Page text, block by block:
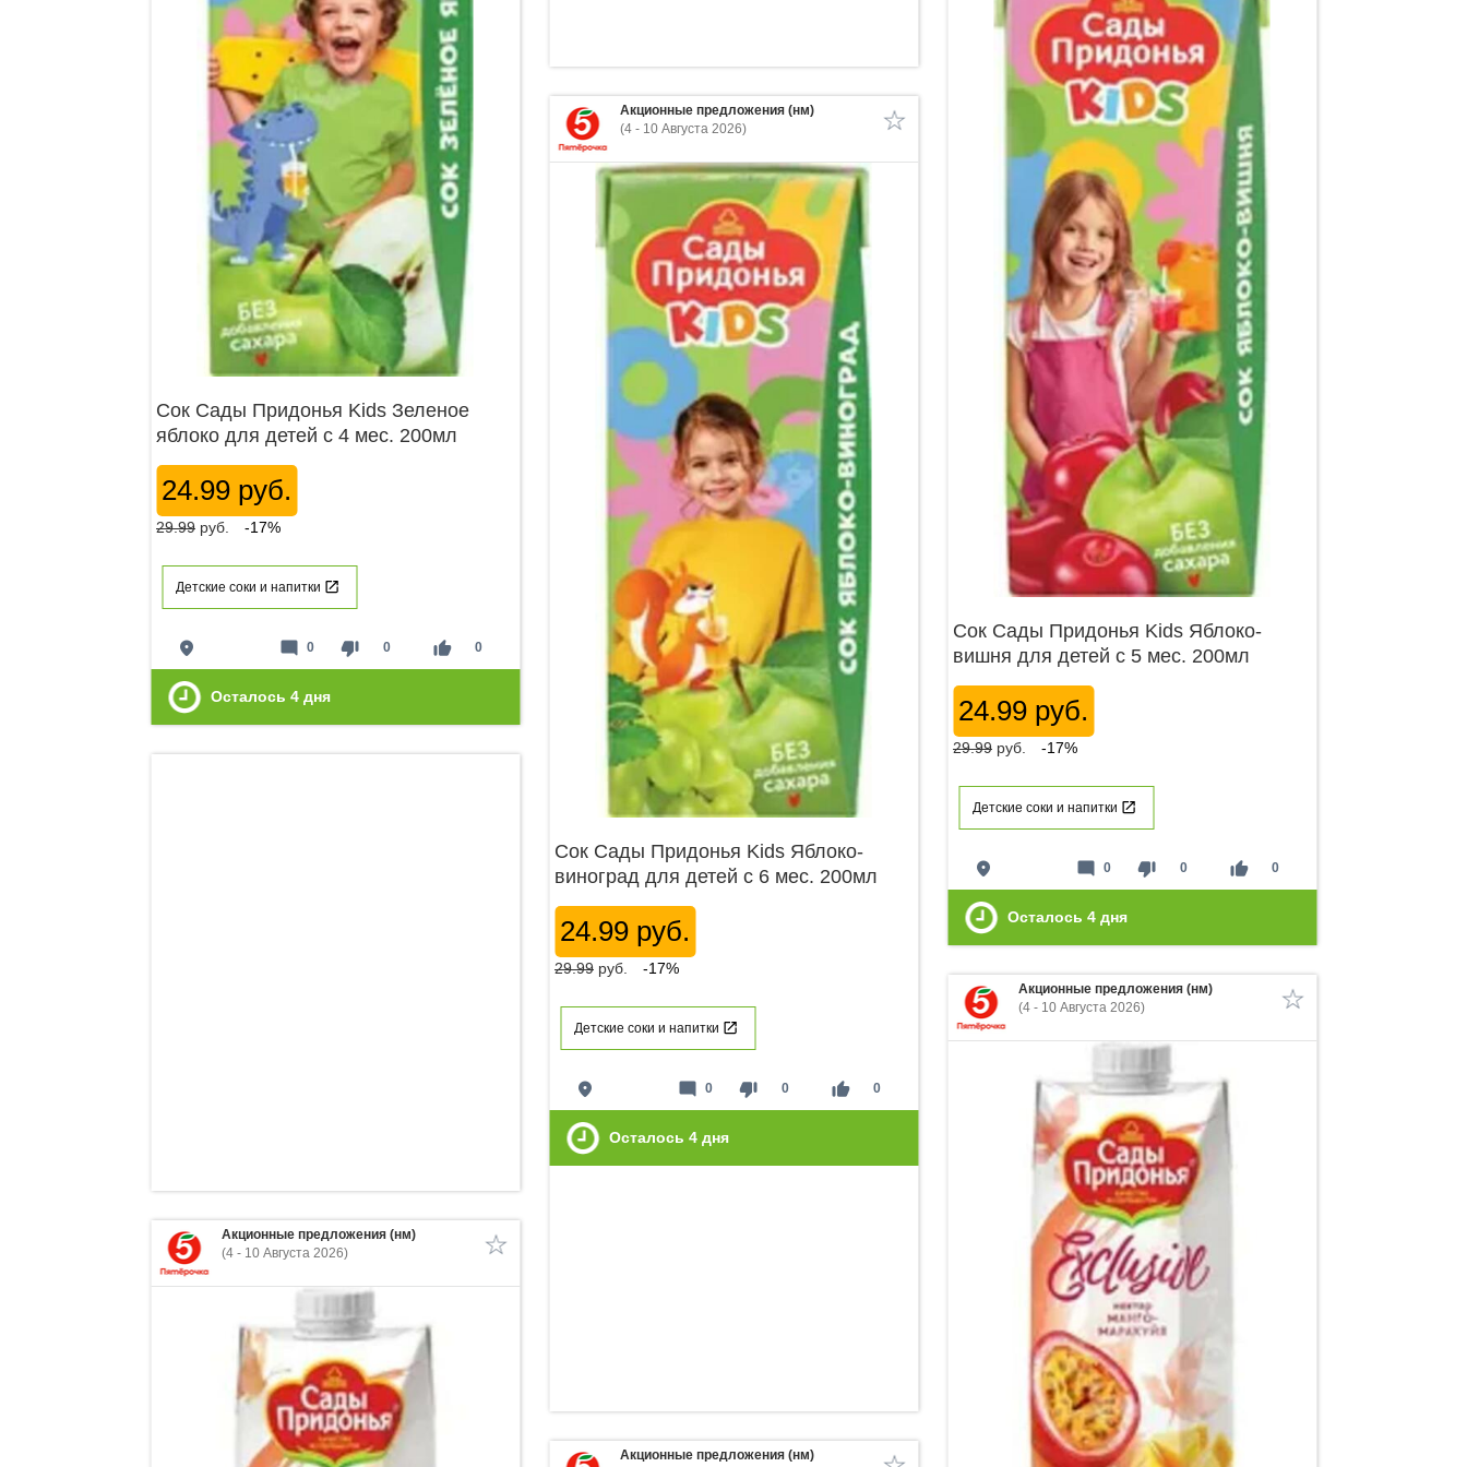
Сок Сады Придонья Kids Зеленое
яблоко для детей с 4 мес. 200мл
24.99 руб.
29.99 руб. -17%
Детские соки и напитки
place thumb_down 0 thumb_up 0
mode_comment 0
Осталось 4 дня
Сок Сады Придонья Kids Яблоко-
вишня для детей с 5 мес. 200мл
24.99 руб.
29.99 руб. -17%
Детские соки и напитки
place thumb_down 0 thumb_up 0
mode_comment 0
Осталось 4 дня
Акционные предложения (нм)
(4 - 10 Августа 2026)
Сок Сады Придонья Kids Яблоко-
виноград для детей с 6 мес. 200мл
24.99 руб.
29.99 руб. -17%
Детские соки и напитки
place thumb_down 0 thumb_up 0
mode_comment 0
Осталось 4 дня
Акционные предложения (нм)
(4 - 10 Августа 2026)
Акционные предложения (нм)
(4 - 10 Августа 2026)
Акционные предложения (нм)